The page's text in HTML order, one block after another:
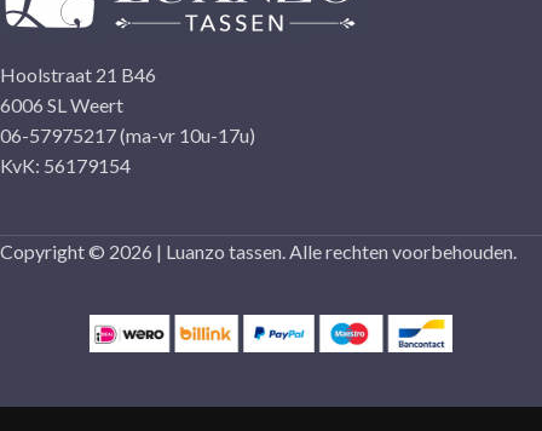
Hoolstraat 21 B46
6006 SL Weert
06-57975217 (ma-vr 10u-17u)
KvK: 56179154
Copyright © 2026 | Luanzo tassen. Alle rechten voorbehouden.